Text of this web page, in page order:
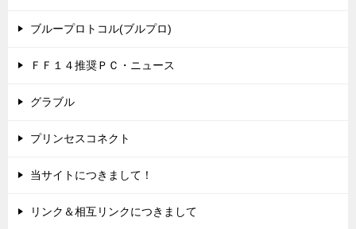
ブループロトコル(ブルプロ)
ＦＦ１４推奨ＰＣ・ニュース
グラブル
プリンセスコネクト
当サイトにつきまして！
リンク＆相互リンクにつきまして